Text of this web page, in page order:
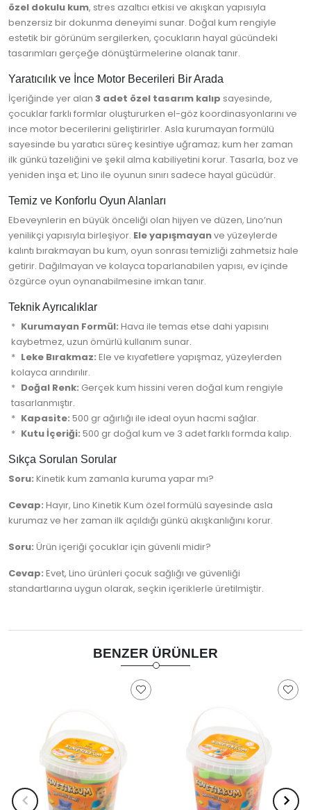
özel dokulu kum, stres azaltıcı etkisi ve akışkan yapısıyla
benzersiz bir dokunma deneyimi sunar. Doğal kum rengiyle
estetik bir görünüm sergilerken, çocukların hayal gücündeki
tasarımları gerçeğe dönüştürmelerine olanak tanır.
Yaratıcılık ve İnce Motor Becerileri Bir Arada
İçeriğinde yer alan 3 adet özel tasarım kalıp sayesinde,
çocuklar farklı formlar oluştururken el-göz koordinasyonlarını ve
ince motor becerilerini geliştirirler. Asla kurumayan formülü
sayesinde bu yaratıcı süreç kesintiye uğramaz; kum her zaman
ilk günkü tazeliğini ve şekil alma kabiliyetini korur. Tasarla, boz ve
yeniden inşa et; Lino ile oyunun sınırı sadece hayal gücüdür.
Temiz ve Konforlu Oyun Alanları
Ebeveynlerin en büyük önceliği olan hijyen ve düzen, Lino’nun
yenilikçi yapısıyla birleşiyor. Ele yapışmayanve yüzeylerde
kalıntı bırakmayan bu kum, oyun sonrası temizliği zahmetsiz hale
getirir. Dağılmayan ve kolayca toparlanabilen yapısı, ev içinde
özgürce oyun oynanabilmesine imkan tanır.
Teknik Ayrıcalıklar
Kurumayan Formül: Hava ile temas etse dahi yapısını
kaybetmez, uzun ömürlü kullanım sunar.
Leke Bırakmaz: Ele ve kıyafetlere yapışmaz, yüzeylerden
kolayca arındırılır.
Doğal Renk: Gerçek kum hissini veren doğal kum rengiyle
tasarlanmıştır.
Kapasite: 500 gr ağırlığı ile ideal oyun hacmi sağlar.
Kutu İçeriği: 500 gr doğal kum ve 3 adet farklı formda kalıp.
Sıkça Sorulan Sorular
Soru: Kinetik kum zamanla kuruma yapar mı?
Cevap: Hayır, Lino Kinetik Kum özel formülü sayesinde asla
kurumaz ve her zaman ilk açıldığı günkü akışkanlığını korur.
Soru: Ürün içeriği çocuklar için güvenli midir?
Cevap: Evet, Lino ürünleri çocuk sağlığı ve güvenliği
standartlarına uygun olarak, seçkin içeriklerle üretilmiştir.
BENZER ÜRÜNLER